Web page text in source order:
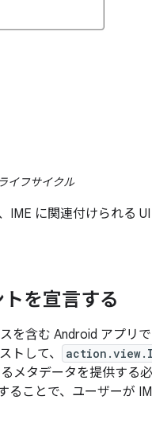
イフサイクル
に関連付けられる
を宣言する
を含む Android アプリ
トして、
メタデータを提供する
ことで、ユーザーが